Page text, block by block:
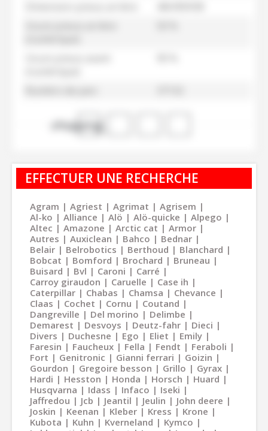
shopping_cart
EFFECTUER UNE RECHERCHE
Agram Agriest Agrimat
Agrisem
Al-ko
Alliance Alö Alö-quicke
Alpego
Altec
Amazone Arctic cat
Armor
Autres
Auxiclean Bahco
Bednar
Belair
Belrobotics Berthoud
Blanchard
Bobcat
Bomford Brochard
Bruneau
Buisard
Bvl Caroni
Carré
Carroy giraudon
Caruelle
Case ih
Caterpillar
Chabas Chamsa
Chevance
Claas
Cochet Cornu
Coutand
Dangreville
Del morino
Delimbe
Demarest
Desvoys Deutz-fahr
Dieci
Divers
Duchesne Ego Eliet
Emily
Faresin
Faucheux Fella Fendt
Feraboli
Fort
Genitronic Gianni ferrari
Goizin
Gourdon
Gregoire besson Grillo
Gyrax
Hardi
Hesston Honda Horsch
Huard
Husqvarna
Idass Infaco
Iseki
Jaffredou
Jcb Jeantil Jeulin
John deere
Joskin
Keenan Kleber Kress
Krone
Kubota
Kuhn Kverneland
Kymco